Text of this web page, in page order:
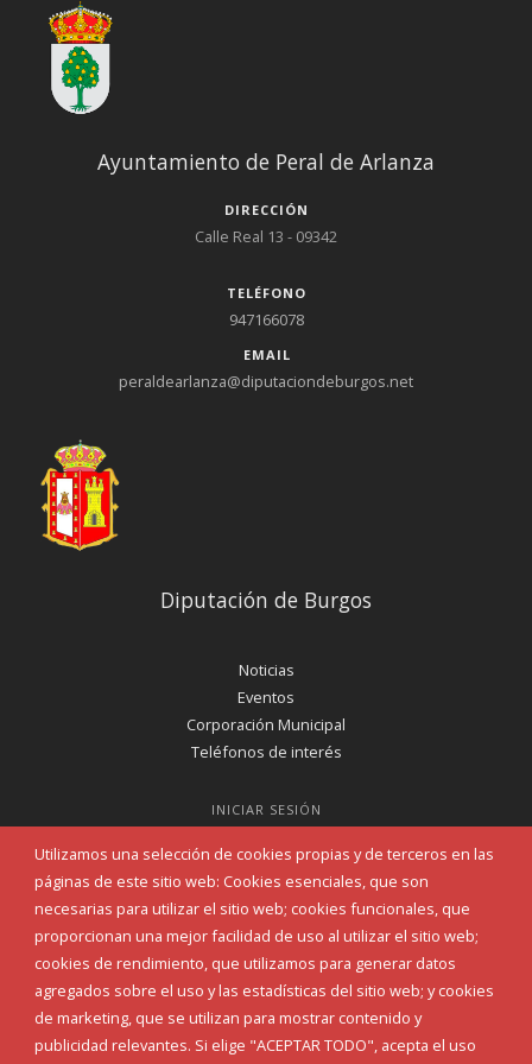
Utilizamos una selección de cookies propias y de terceros en las
páginas de este sitio web: Cookies esenciales, que son
necesarias para utilizar el sitio web; cookies funcionales, que
proporcionan una mejor facilidad de uso al utilizar el sitio web;
cookies de rendimiento, que utilizamos para generar datos
agregados sobre el uso y las estadísticas del sitio web; y cookies
de marketing, que se utilizan para mostrar contenido y
publicidad relevantes. Si elige "ACEPTAR TODO", acepta el uso
Ayuntamiento de Peral de Arlanza
DIRECCIÓN
Calle Real 13 - 09342
TELÉFONO
947166078
EMAIL
peraldearlanza@diputaciondeburgos.net
Diputación de Burgos
Noticias
Eventos
Corporación Municipal
Teléfonos de interés
INICIAR SESIÓN